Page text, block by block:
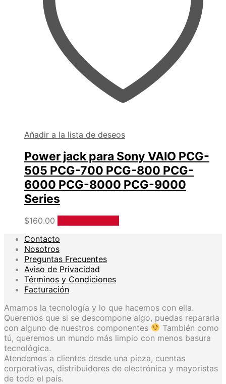
Añadir a la lista de deseos
Power jack para Sony VAIO PCG-
505 PCG-700 PCG-800 PCG-
6000 PCG-8000 PCG-9000
Series
$160.00
Contacto
Nosotros
Preguntas Frecuentes
Aviso de Privacidad
Términos y Condiciones
Facturación
Amamos la tecnología y lo que hacemos con ella.
Queremos que si se descompone algo, puedas repararla
con alguno de nuestros componentes
También como
tú, queremos un mundo más limpio con menos basura
tecnológica.
Atendemos a clientes desde una pieza, cuentas
corporativas, distribuidores de electrónica y mayoristas
de todo el país.